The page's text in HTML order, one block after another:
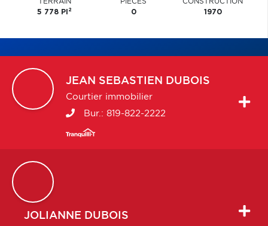
5 778 PI 2
0
1970
JEAN SEBASTIEN DUBOIS
Courtier immobilier
Bur.: 819-822-2222
JOLIANNE DUBOIS